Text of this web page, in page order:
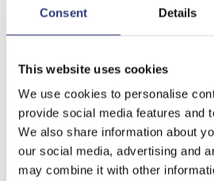
Consent Details
This website uses cookies
We use cookies to personalise
provide social media features and
We also share information about
our social media, advertising and
may combine it with other
Prüfung in
ist